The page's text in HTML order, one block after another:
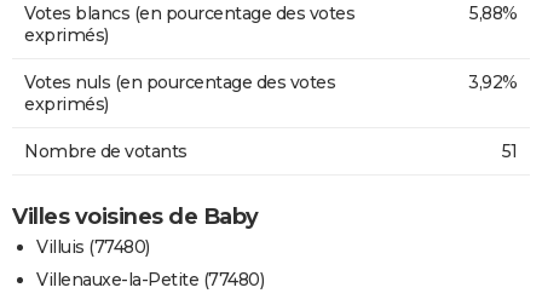
Votes blancs (en pourcentage des votes
exprimés)
5,88%
Votes nuls (en pourcentage des votes
exprimés)
3,92%
Nombre de votants 51
Villes voisines de Baby
Villuis (77480)
Villenauxe-la-Petite (77480)